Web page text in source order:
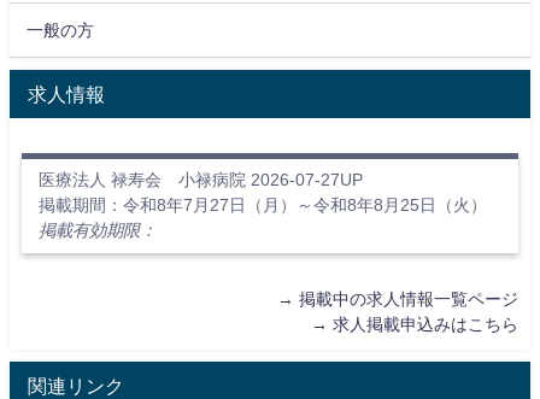
一般の方
求人情報
医療法人 禄寿会 小禄病院 2026-07-27UP
掲載期間：令和8年7月27日（月）～令和8年8月25日（火）
掲載有効期限：
→ 掲載中の求人情報一覧ページ
→ 求人掲載申込みはこちら
関連リンク